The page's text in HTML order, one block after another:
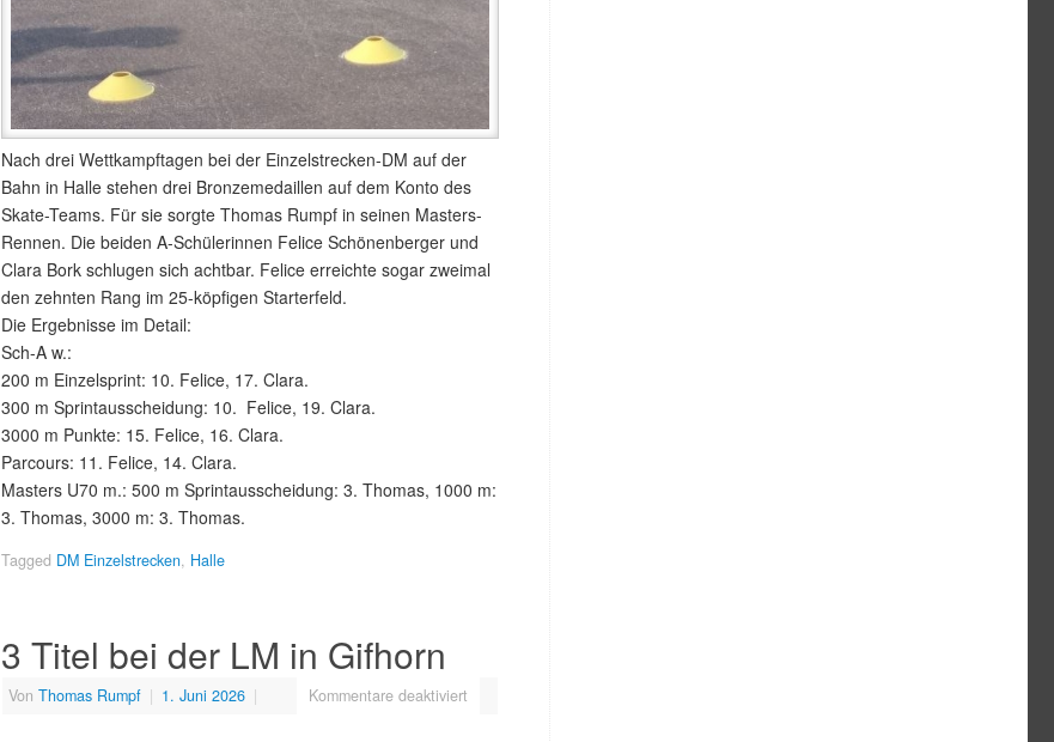
Nach drei Wettkampftagen bei der Einzelstrecken-DM auf der
Bahn in Halle stehen drei Bronzemedaillen auf dem Konto des
Skate-Teams. Für sie sorgte Thomas Rumpf in seinen Masters-
Rennen. Die beiden A-Schülerinnen Felice Schönenberger und
Clara Bork schlugen sich achtbar. Felice erreichte sogar zweimal
den zehnten Rang im 25-köpfigen Starterfeld.
Die Ergebnisse im Detail:
Sch-A w.:
200 m Einzelsprint: 10. Felice, 17. Clara.
300 m Sprintausscheidung: 10. Felice, 19. Clara.
3000 m Punkte: 15. Felice, 16. Clara.
Parcours: 11. Felice, 14. Clara.
Masters U70 m.: 500 m Sprintausscheidung: 3. Thomas, 1000 m:
3. Thomas, 3000 m: 3. Thomas.
Tagged DM Einzelstrecken, Halle
3 Titel bei der LM in Gifhorn
Von Thomas Rumpf | 1. Juni 2026 | Kommentare deaktiviert